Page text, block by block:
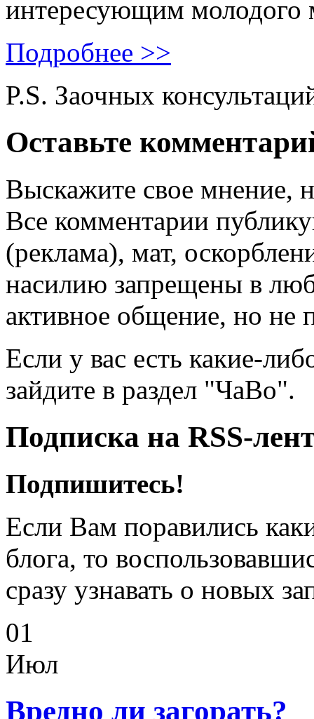
интересующим молодого
Подробнее >>
P.S. Заочных
Оставьте
Выскажите свое мнение,
Все комментарии
(реклама), мат,
насилию запрещены в
активное общение, но не
Если у вас есть какие-
зайдите в раздел "ЧаВо".
Подписка на RSS-
Подпишитесь!
Если Вам поравились
блога, то
сразу узнавать о новых
01
Июл
Вредно ли загорать?